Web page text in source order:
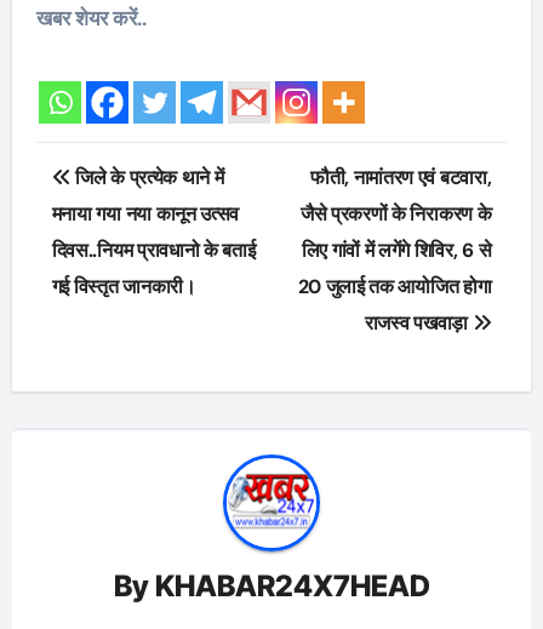
खबर शेयर करें..
Post
navigation
जिले के प्रत्येक थाने में
मनाया गया नया कानून उत्सव
दिवस..नियम प्रावधानो के बताई
गई विस्तृत जानकारी।
फौती, नामांतरण एवं बटवारा,
जैसे प्रकरणों के निराकरण के
लिए गांवों में लगेंगे शिविर, 6 से
20 जुलाई तक आयोजित होगा
राजस्व पखवाड़ा
By KHABAR24X7HEAD